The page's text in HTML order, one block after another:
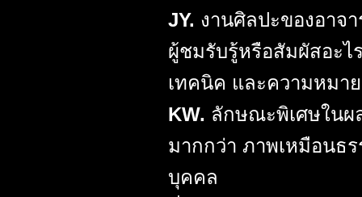
JY. งานศิลปะของอาจ
ผู้ชมรับรู้หรือสัมผัสอะไ
เทคนิค และความหมาย
KW. ลักษณะพิเศษใน
มากกว่า ภาพเหมือนธ
บุคคล